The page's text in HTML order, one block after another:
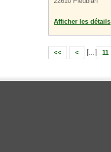
Afficher les détails
<< < [...] 11